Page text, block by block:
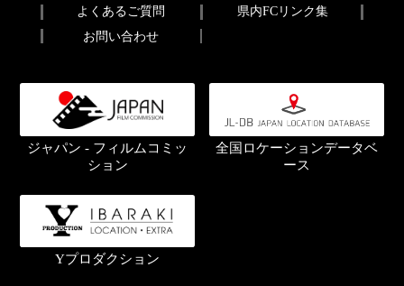
よくあるご質問
県内FCリンク集
お問い合わせ
ジャパン - フィルムコミッ
ション
全国ロケーションデータベ
ース
Yプロダクション